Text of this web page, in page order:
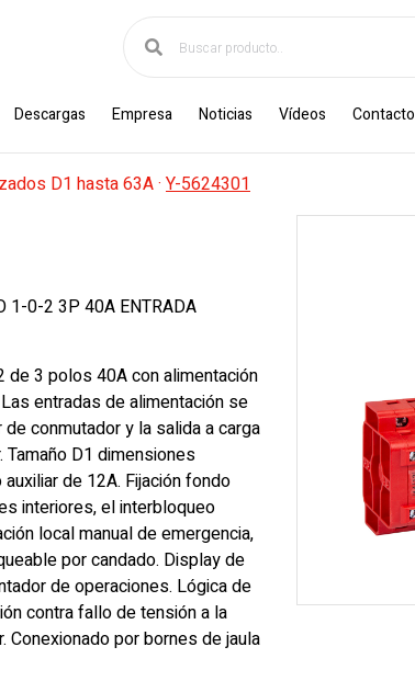
Descargas Empresa Noticias Vídeos Contacto
D1 hasta 63A· Y-5624301
1-0-2 3P 40A ENTRADA
3 polos 40A con alimentación
entradas de alimentación se
conmutador y la salida a carga
D1 dimensiones
de 12A. Fijación fondo
interiores, el interbloqueo
local manual de emergencia,
por candado. Display de
de operaciones. Lógica de
contra fallo de tensión a la
Conexionado por bornes de jaula